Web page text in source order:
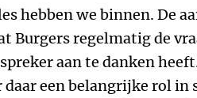
hebben we binnen. De
Burgers regelmatig de
spreker aan te danken
een belangrijke rol in